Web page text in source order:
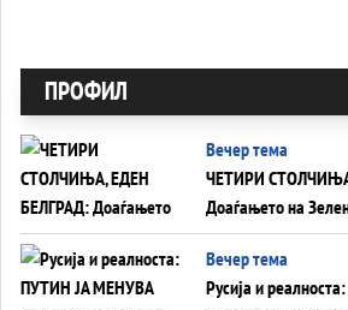
ПРОФИЛ
Вечер тема
ЧЕТИРИ
Доаѓањето на
тајните на
на Вучиќ
Вечер тема
Русија и